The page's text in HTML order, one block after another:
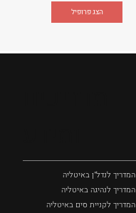
הצג פרופיל
המדריך לנדל"ן באיטליה
המדריך לנהיגה באיטליה
המדריך לקניית סים באיטליה